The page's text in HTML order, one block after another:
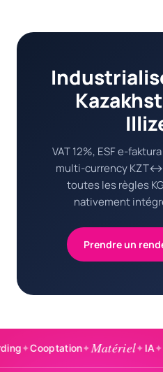
VAT 12%, ESF e-
multi-currency
toutes les règles
nativement
Prendre un
✦Matériel✦IA✦